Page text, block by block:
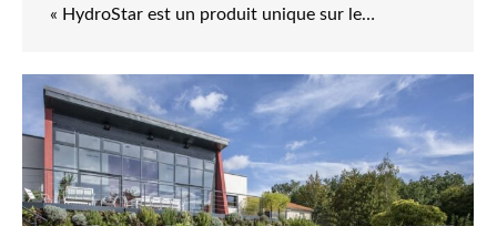
« HydroStar est un produit unique sur le…